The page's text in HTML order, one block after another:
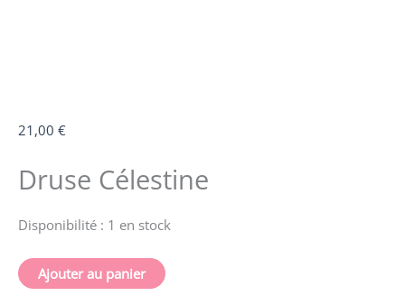
21,00 €
Druse Célestine
Disponibilité : 1 en stock
quantité
Druse
Célestine
-
220
grammes
-
Ajouter au panier